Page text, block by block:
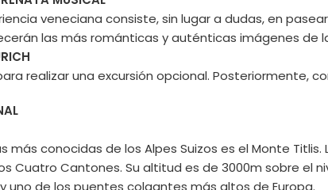
veneciana consiste, sin lugar a dudas, en
las más románticas y auténticas imágenes de
realizar una excursión opcional. Posteriormente,
más conocidas de los Alpes Suizos es el Monte
Cuatro Cantones. Su altitud es de 3000m sobre el
uno de los puentes colgantes más altos de Europa.